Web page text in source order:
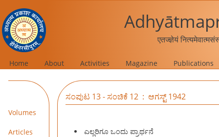
एतज्ज्ञेयं
Home About Activities Magazine Publications
Volumes
Articles
ಸಂಪುಟ 13 - ಸಂಚಿಕೆ 12 : ಆಗಸ್ಟ್ 1942
ಎಲ್ಲರಿಗೂ ಒಂದು ಪ್ರಾರ್ಥನೆ